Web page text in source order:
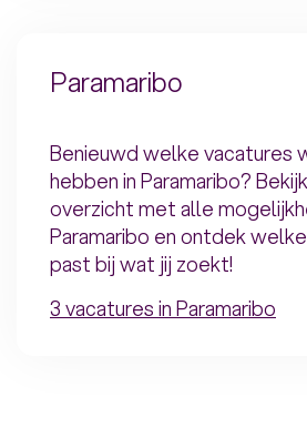
Paramaribo
Benieuwd welke vacatures
hebben in Paramaribo?
overzicht met alle
Paramaribo en ontdek
past bij wat jij zoekt!
3 vacatures in Paramaribo